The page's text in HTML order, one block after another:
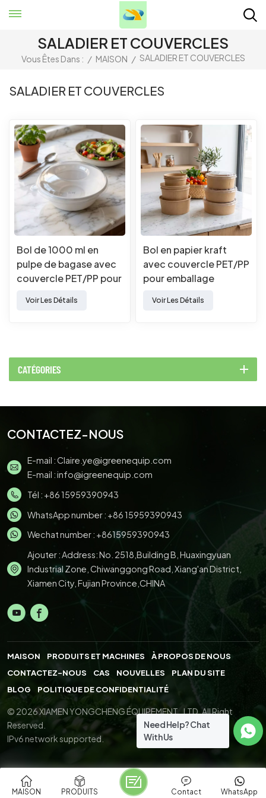
SALADIER ET COUVERCLES
Vous Êtes Dans : / MAISON / SALADIER ET COUVERCLES
SALADIER ET COUVERCLES
Bol de 1000 ml en
pulpe de bagase avec
couvercle PET/PP pour
à emporter
Voir Les Détails
Bol en papier kraft
avec couvercle PET/PP
pour emballage
Voir Les Détails
CATÉGORIES
CONTACTEZ-NOUS
E-mail :Claire.ye@igreenequip.com
E-mail :info@igreenequip.com
Tél : +86 15959390943
WhatsApp number : +86 15959390943
Wechat number : +8615959390943
Ajouter : Address: No. 2518,Building B, Huaxingyuan
Industrial Zone, Chiwanggong Road, Xiang'an District,
Xiamen City, Fujian Province,CHINA
MAISON PRODUITS ET MACHINES
À PROPOS DE NOUS
CONTACTEZ-NOUS
CAS NOUVELLES
PLAN DU SITE
BLOG
POLITIQUE DE CONFIDENTIALITÉ
© 2026 XIAMEN YONGCHENG ÉQUIPEMENT., LTD. All Right
Reserved.
IPv6 network supported.
MAISON PRODUITS WhatsApp
Contact
Need Help? Chat
With Us